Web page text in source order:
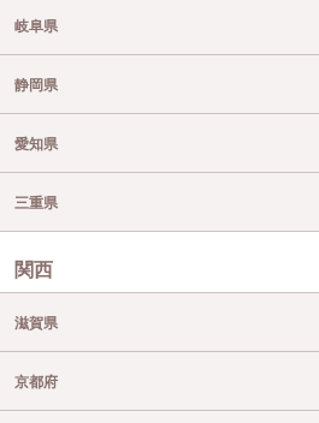
岐阜県
静岡県
愛知県
三重県
関西
滋賀県
京都府